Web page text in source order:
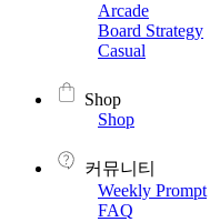
Arcade
Board Strategy
Casual
Shop
Shop
커뮤니티
Weekly Prompt
FAQ